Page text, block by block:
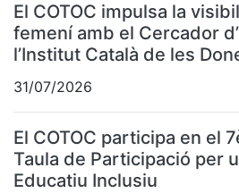
El COTOC impulsa la
femení amb el Cercador
l’Institut Català de les
31/07/2026
El COTOC participa en el
Taula de Participació per
Educatiu Inclusiu